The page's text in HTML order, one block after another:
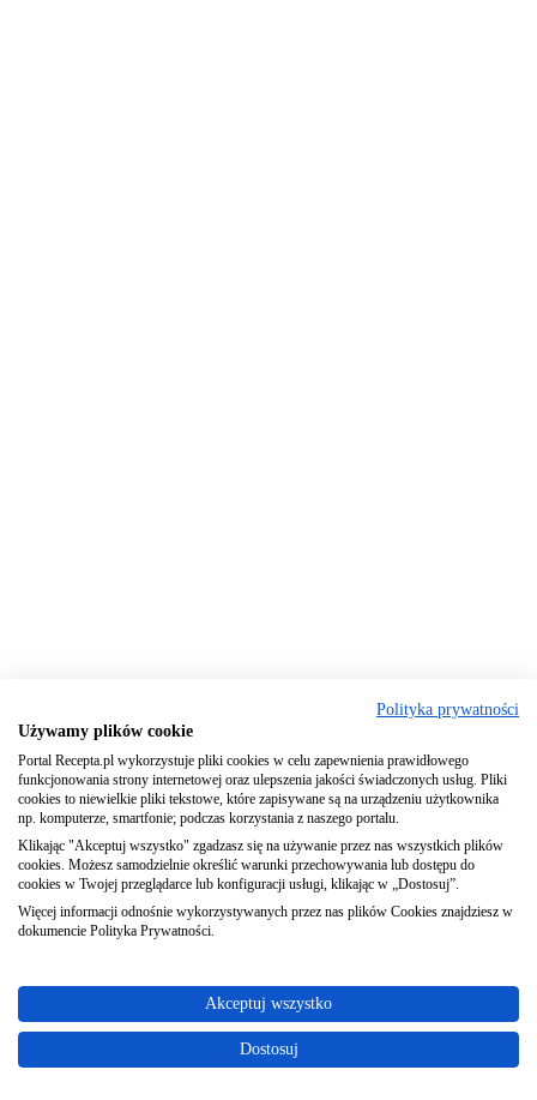
Polityka prywatności
Używamy plików cookie
Portal Recepta.pl wykorzystuje pliki cookies w celu zapewnienia prawidłowego
funkcjonowania strony internetowej oraz ulepszenia jakości świadczonych usług. Pliki
cookies to niewielkie pliki tekstowe, które zapisywane są na urządzeniu użytkownika
np. komputerze, smartfonie; podczas korzystania z naszego portalu.
Klikając "Akceptuj wszystko" zgadzasz się na używanie przez nas wszystkich plików
cookies. Możesz samodzielnie określić warunki przechowywania lub dostępu do
cookies w Twojej przeglądarce lub konfiguracji usługi, klikając w „Dostosuj”.
Więcej informacji odnośnie wykorzystywanych przez nas plików Cookies znajdziesz w
dokumencie Polityka Prywatności.
Akceptuj wszystko
Dostosuj